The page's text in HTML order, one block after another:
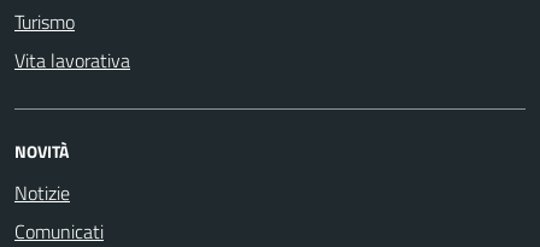
Turismo
Vita lavorativa
NOVITÀ
Notizie
Comunicati